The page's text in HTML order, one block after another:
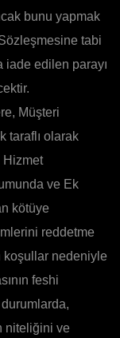
bunu yapmak
tabi
iade edilen parayı
Müşteri
taraflı olarak
Hizmet
ve Ek
kötüye
reddetme
koşullar nedeniyle
feshi
niteliğini ve